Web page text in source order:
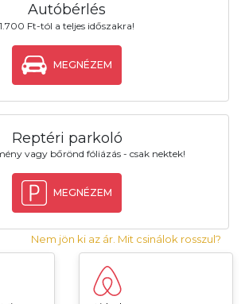
Autóbérlés
Ft-tól a teljes időszakra!
MEGNÉZEM
Reptéri parkoló
vagy bőrönd fóliázás - csak nektek!
MEGNÉZEM
Nem jön ki az ár. Mit csinálok rosszul?